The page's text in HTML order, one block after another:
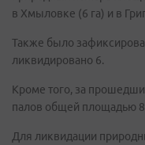
в Хмыловке (6 га) и в
Также было
ликвидировано 6.
Кроме того, за
палов общей площадью
Для ликвидации